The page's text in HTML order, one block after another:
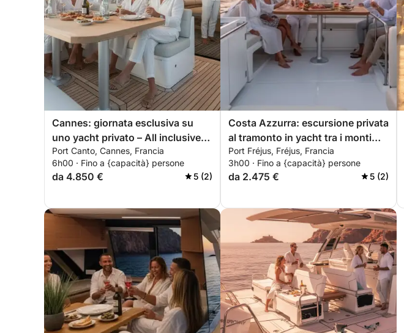
Cannes: giornata esclusiva su
uno yacht privato – All inclusive
con brunch e sport acquatici.
Port Canto, Cannes, Francia
6h00 · Fino a {capacità} persone
da 4.850 € 5 (2)
Costa Azzurra: escursione privata
al tramonto in yacht tra i monti
dell'Estérel con aperitivo,
paddleboarding e snorkeling.
Port Fréjus, Fréjus, Francia
3h00 · Fino a {capacità} persone
da 2.475 € 5 (2)